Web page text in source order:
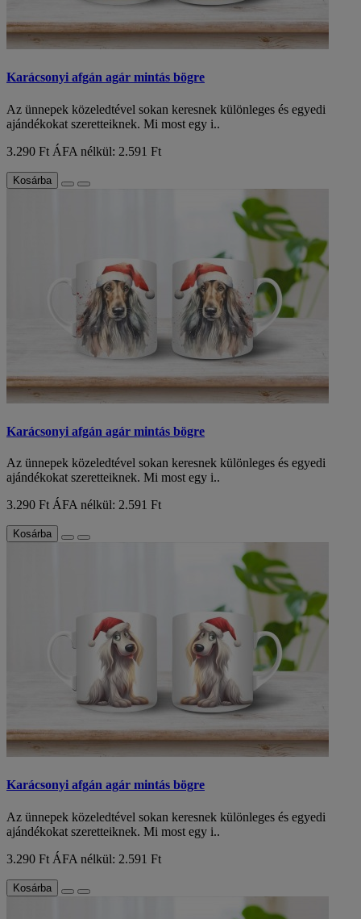
Karácsonyi afgán agár mintás bögre
Az ünnepek közeledtével sokan keresnek különleges és egyedi
ajándékokat szeretteiknek. Mi most egy i..
3.290 Ft ÁFA nélkül: 2.591 Ft
Kosárba
Karácsonyi afgán agár mintás bögre
Az ünnepek közeledtével sokan keresnek különleges és egyedi
ajándékokat szeretteiknek. Mi most egy i..
3.290 Ft ÁFA nélkül: 2.591 Ft
Kosárba
Karácsonyi afgán agár mintás bögre
Az ünnepek közeledtével sokan keresnek különleges és egyedi
ajándékokat szeretteiknek. Mi most egy i..
3.290 Ft ÁFA nélkül: 2.591 Ft
Kosárba